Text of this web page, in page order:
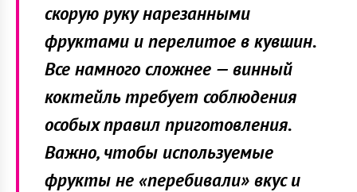
скорую руку нарезанными
фруктами и перелитое в кувшин.
Все намного сложнее — винный
коктейль требует соблюдения
особых правил приготовления.
Важно, чтобы используемые
фрукты не «перебивали» вкус и